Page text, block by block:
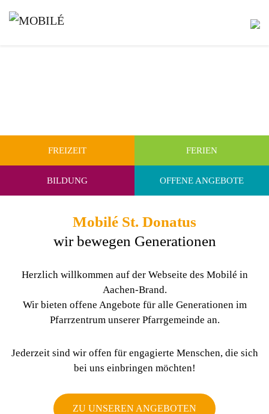
FREIZEIT FERIEN
BILDUNG OFFENE ANGEBOTE
Mobilé St. Donatus
wir bewegen Generationen
Herzlich willkommen auf der Webseite des Mobilé in
Aachen-Brand.
Wir bieten offene Angebote für alle Generationen im
Pfarrzentrum unserer Pfarrgemeinde an.
Jederzeit sind wir offen für engagierte Menschen, die sich
bei uns einbringen möchten!
ZU UNSEREN ANGEBOTEN